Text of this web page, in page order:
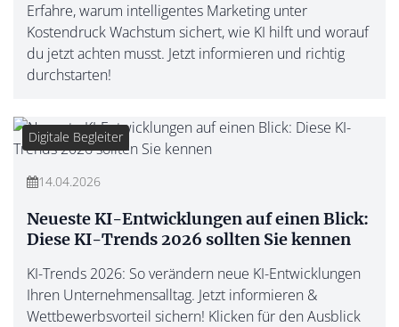
Erfahre, warum intelligentes Marketing unter
Kostendruck Wachstum sichert, wie KI hilft und worauf
du jetzt achten musst. Jetzt informieren und richtig
durchstarten!
Digitale Begleiter
14.04.2026
Neueste KI-Entwicklungen auf einen Blick:
Diese KI-Trends 2026 sollten Sie kennen
KI-Trends 2026: So verändern neue KI-Entwicklungen
Ihren Unternehmensalltag. Jetzt informieren &
Wettbewerbsvorteil sichern! Klicken für den Ausblick